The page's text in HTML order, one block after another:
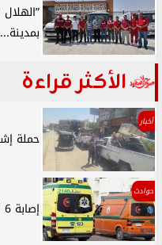
بمدينة...
الأكثر قراءة
أخبار
حملة
حوادث
إصابة 6 أشخاص في انقلاب سيارة نصف نقل...